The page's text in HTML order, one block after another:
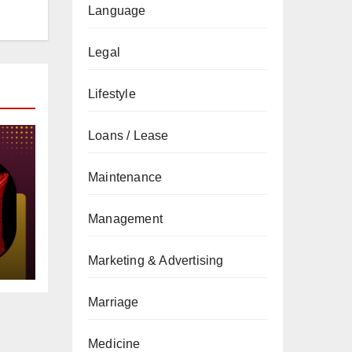
Language
Legal
Lifestyle
Loans / Lease
Maintenance
Management
Marketing & Advertising
Marriage
Medicine